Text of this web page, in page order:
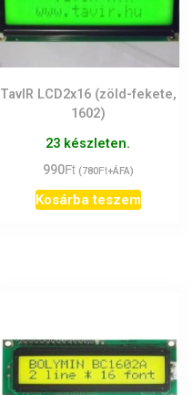
TavIR LCD2x16 (zöld-fekete,
1602)
23 készleten.
990Ft (780Ft+ÁFA)
Kosárba teszem